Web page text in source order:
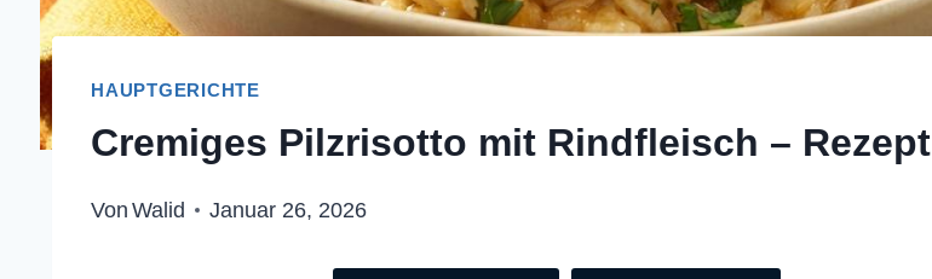
HAUPTGERICHTE
Cremiges Pilzrisotto mit Rindfleisch – Rezept
Von Walid Januar 26, 2026